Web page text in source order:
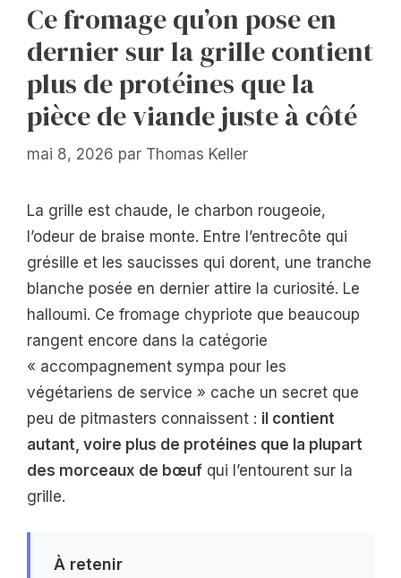
Ce fromage qu’on pose en
dernier sur la grille contient
plus de protéines que la
pièce de viande juste à côté
mai 8, 2026 par Thomas Keller
La grille est chaude, le charbon rougeoie,
l’odeur de braise monte. Entre l’entrecôte qui
grésille et les saucisses qui dorent, une tranche
blanche posée en dernier attire la curiosité. Le
halloumi. Ce fromage chypriote que beaucoup
rangent encore dans la catégorie
« accompagnement sympa pour les
végétariens de service » cache un secret que
peu de pitmasters connaissent : il contient
autant, voire plus de protéines que la plupart
des morceaux de bœuf qui l’entourent sur la
grille.
À retenir